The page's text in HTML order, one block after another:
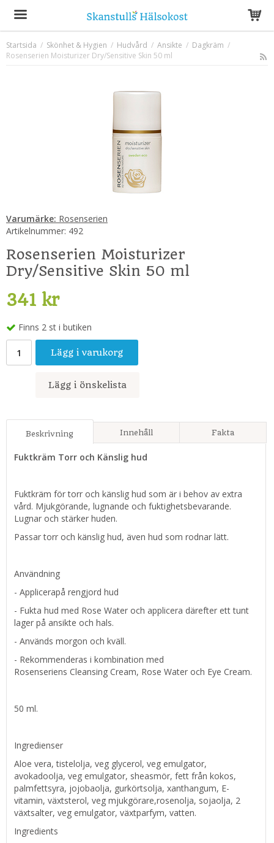
Produkten har blivit tillagd i varukorgen
Startsida / Skönhet & Hygien / Hudvård / Ansikte / Dagkräm /
Rosenserien Moisturizer Dry/Sensitive Skin 50 ml
Varumärke: Rosenserien
Artikelnummer: 492
Rosenserien Moisturizer
Dry/Sensitive Skin 50 ml
341 kr
Finns 2 st i butiken
Lägg i varukorg
Lägg i önskelista
Beskrivning Innehåll Fakta
Fuktkräm Torr och Känslig hud
Fuktkräm för torr och känslig hud som är i behov av extra
vård. Mjukgörande, lugnande och fuktighetsbevarande.
Lugnar och stärker huden.
Passar torr och känslig hud, även hud som rodnar lätt.
Användning
- Applicerapå rengjord hud
- Fukta hud med Rose Water och applicera därefter ett tunt
lager på ansikte och hals.
- Används morgon och kväll.
- Rekommenderas i kombination med
Rosenseriens Cleansing Cream, Rose Water och Eye Cream.
50 ml.
Ingredienser
Aloe vera, tistelolja, veg glycerol, veg emulgator,
avokadoolja, veg emulgator, sheasmör, fett från kokos,
palmfettsyra, jojobaolja, gurkörtsolja, xanthangum, E-
vitamin, växtsterol, veg mjukgörare,rosenolja, sojaolja, 2
växtsalter, veg emulgator, växtparfym, vatten.
Ingredients